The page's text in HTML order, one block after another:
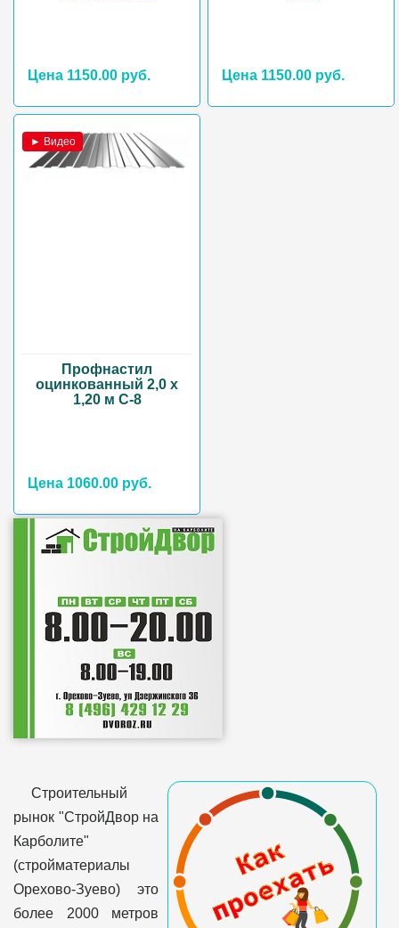
Цена 1150.00 руб. Цена 1150.00 руб.
► Видео
Профнастил
оцинкованный 2,0 х
1,20 м С-8
Цена 1060.00 руб.
Строительный
рынок "СтройДвор на
Карболите"
(стройматериалы
Орехово-Зуево) это
более 2000 метров